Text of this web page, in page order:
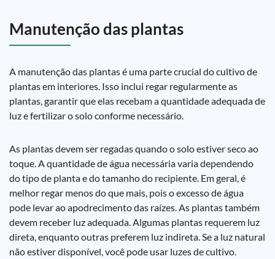
Manutenção das plantas
A manutenção das plantas é uma parte crucial do cultivo de
plantas em interiores. Isso inclui regar regularmente as
plantas, garantir que elas recebam a quantidade adequada de
luz e fertilizar o solo conforme necessário.
As plantas devem ser regadas quando o solo estiver seco ao
toque. A quantidade de água necessária varia dependendo
do tipo de planta e do tamanho do recipiente. Em geral, é
melhor regar menos do que mais, pois o excesso de água
pode levar ao apodrecimento das raízes. As plantas também
devem receber luz adequada. Algumas plantas requerem luz
direta, enquanto outras preferem luz indireta. Se a luz natural
não estiver disponível, você pode usar luzes de cultivo.